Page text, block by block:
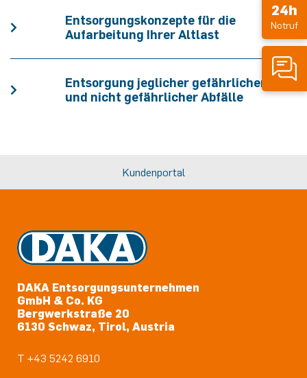
Entsorgungskonzepte für die
Aufarbeitung Ihrer Altlast
Entsorgung jeglicher gefährlicher
und nicht gefährlicher Abfälle
24h
Notruf
Kundenportal
DAKA Entsorgungsunternehmen
GmbH & Co. KG
Bergwerkstraße 20
6130 Schwaz, Tirol, Austria
T +43 5242 6910